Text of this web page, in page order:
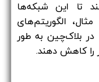
تا این شبکه‌ها
الگوریتم‌های
بلاک‌چین به طور
را کاهش دهند.